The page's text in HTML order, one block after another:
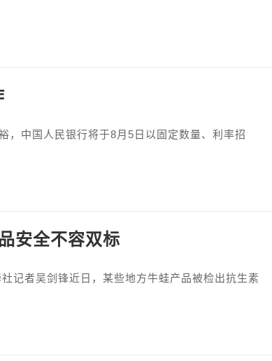
，中国人民银行将于8月5日以固定数量、利率招
安全不容双标
记者吴剑锋近日，某些地方牛蛙产品被检出抗生素